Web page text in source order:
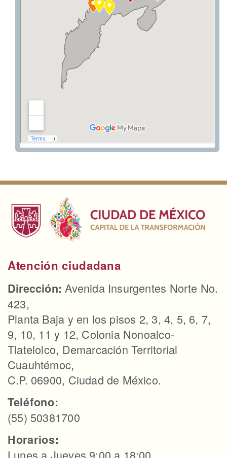
Atención ciudadana
Dirección: Avenida Insurgentes Norte No.
423,
Planta Baja y en los pisos 2, 3, 4, 5, 6, 7,
9, 10, 11 y 12, Colonia Nonoalco-
Tlatelolco, Demarcación Territorial
Cuauhtémoc,
C.P. 06900, Ciudad de México.
Teléfono:
(55) 50381700
Horarios:
Lunes a Jueves 9:00 a 18:00